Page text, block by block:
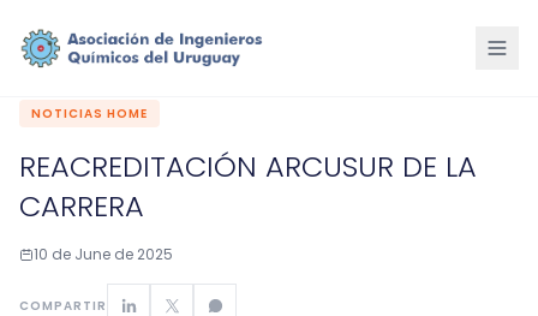
NOTICIAS HOME
REACREDITACIÓN ARCUSUR DE LA
CARRERA
10 de June de 2025
COMPARTIR